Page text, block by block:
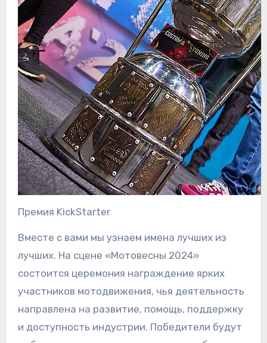
Премия KickStarter
Вместе с вами мы узнаем имена лучших из
лучших. На сцене «Мотовесны 2024»
состоится церемония награждение ярких
участников мотодвижения, чья деятельность
направлена на развитие, помощь, поддержку
и доступность индустрии. Победители будут